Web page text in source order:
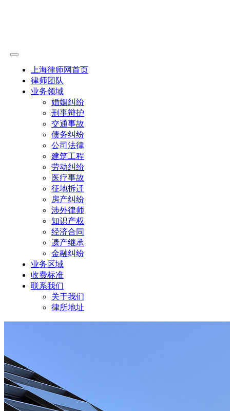
上海律师网首页
律师团队
业务领域
婚姻纠纷
刑事辩护
交通事故
债务纠纷
公司法律
建筑工程
劳动纠纷
医疗事故
征地拆迁
房产纠纷
涉外律师
知识产权
经济合同
遗产继承
金融纠纷
业务区域
收费标准
联系我们
关于我们
律所地址